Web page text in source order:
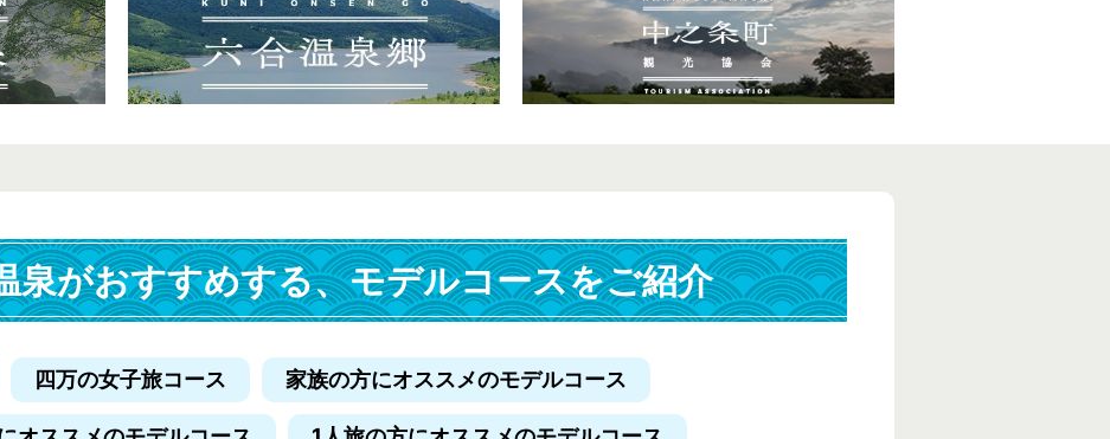
泉がおすすめする、モデルコースをご紹介
四万の女子旅コース 家族の方にオススメのモデルコース